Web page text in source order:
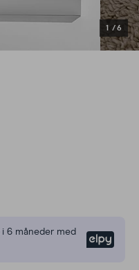
1 /6
i 6 måneder med